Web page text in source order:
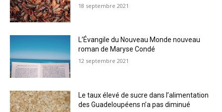
18 septembre 2021
L’Évangile du Nouveau Monde nouveau
roman de Maryse Condé
12 septembre 2021
Le taux élevé de sucre dans l’alimentation
des Guadeloupéens n’a pas diminué